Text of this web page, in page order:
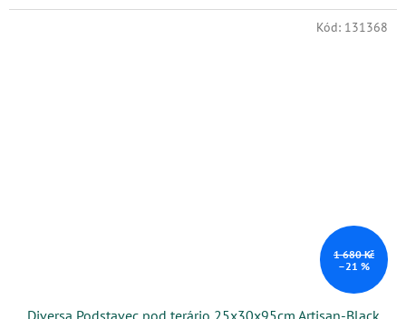
1 680 Kč
–21 %
Kód: 131368